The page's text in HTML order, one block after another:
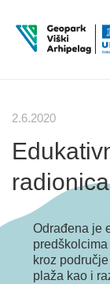
2.6.2020
Odrađena je
kroz
plaža kao i